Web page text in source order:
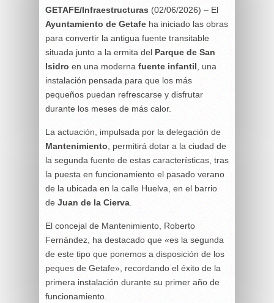
GETAFE/Infraestructuras (02/06/2026) – El
Ayuntamiento de Getafe ha iniciado las obras
para convertir la antigua fuente transitable
situada junto a la ermita del Parque de San
Isidro en una moderna fuente infantil , una
instalación pensada para que los más
pequeños puedan refrescarse y disfrutar
durante los meses de más calor.
La actuación, impulsada por la delegación de
Mantenimiento , permitirá dotar a la ciudad de
la segunda fuente de estas características, tras
la puesta en funcionamiento el pasado verano
de la ubicada en la calle Huelva, en el barrio
de Juan de la Cierva
El concejal de Mantenimiento, Roberto
Fernández, ha destacado que «es la segunda
de este tipo que ponemos a disposición de los
peques de Getafe», recordando el éxito de la
primera instalación durante su primer año de
funcionamiento.